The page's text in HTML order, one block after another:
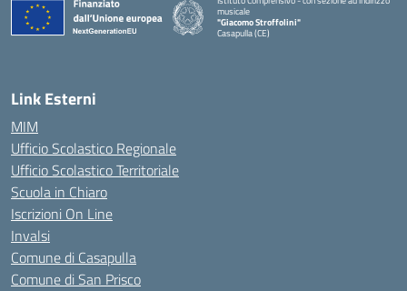
musicale
"Giacomo Stroffolini"
Casapulla (CE)
Link Esterni
MIM
Ufficio Scolastico Regionale
Ufficio Scolastico Territoriale
Scuola in Chiaro
Iscrizioni On Line
Invalsi
Comune di Casapulla
Comune di San Prisco